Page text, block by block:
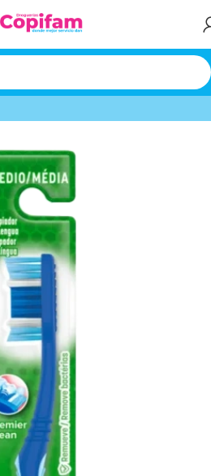
premier clean medio